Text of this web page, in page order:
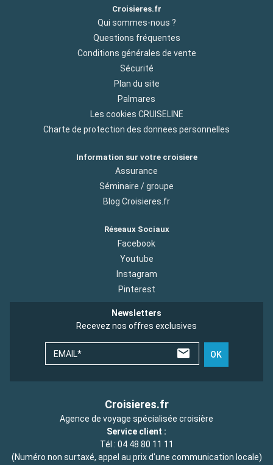
Croisieres.fr
Qui sommes-nous ?
Questions fréquentes
Conditions générales de vente
Sécurité
Plan du site
Palmares
Les cookies CRUISELINE
Charte de protection des donnees personnelles
Information sur votre croisiere
Assurance
Séminaire / groupe
Blog Croisieres.fr
Réseaux Sociaux
Facebook
Youtube
Instagram
Pinterest
Newsletters
Recevez nos offres exclusives
EMAIL* OK
Croisieres.fr
Agence de voyage spécialisée croisière
Service client :
Tél : 04 48 80 11 11
(Numéro non surtaxé, appel au prix d'une communication locale)